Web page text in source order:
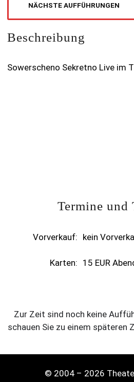
NÄCHSTE AUFFÜHRUNGEN
Beschreibung
Sowerscheno Sekretno Live im
Termine und
Vorverkauf: kein
Karten: 15 EUR
Zur Zeit sind noch keine
schauen Sie zu einem späteren
© 2004 – 2026